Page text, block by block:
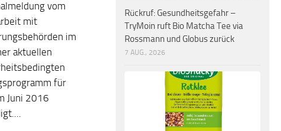
vom
mit
im
aktuellen
für
Juni 2016
Rückruf: Gesundheitsgefahr –
TryMoin ruft Bio Matcha Tee via
Rossmann und Globus zurück
7 AUG., 2026